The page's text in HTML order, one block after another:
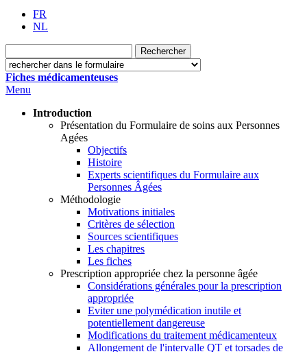
FR
NL
Fiches médicamenteuses
Menu
Introduction
Présentation du Formulaire de soins aux Personnes
Agées
Objectifs
Histoire
Experts scientifiques du Formulaire aux
Personnes Âgées
Méthodologie
Motivations initiales
Critères de sélection
Sources scientifiques
Les chapitres
Les fiches
Prescription appropriée chez la personne âgée
Considérations générales pour la prescription
appropriée
Eviter une polymédication inutile et
potentiellement dangereuse
Modifications du traitement médicamenteux
Allongement de l'intervalle QT et torsades de